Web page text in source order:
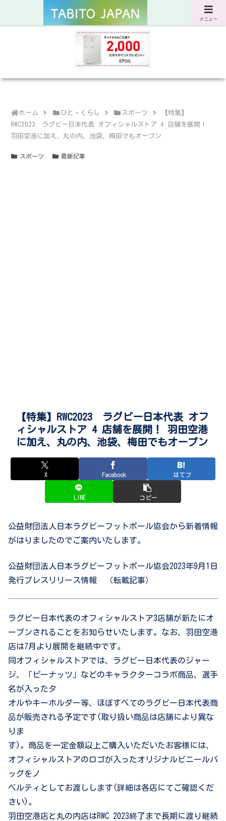
サスティナブルな旅と暮らしのWebマガジン
ホーム ひと・くらし スポーツ
【特集】
RWC2023 ラグビー日本代表 オフィシャルストア 4 店舗を展開！
羽田空港に加え、丸の内、池袋、梅田でもオープン
スポーツ 最新記事
【特集】RWC2023 ラグビー日本代表 オフ
ィシャルストア 4 店舗を展開！ 羽田空港
に加え、丸の内、池袋、梅田でもオープン
X Facebook はてブ
LINE コピー
公益財団法人日本ラグビーフットボール協会から新着情報
がはりましたのでご案内いたします。
公益財団法人日本ラグビーフットボール協会2023年9月1日
発行プレスリリース情報 （転載記事）
ラグビー日本代表のオフィシャルストア3店舗が新たにオ
ープンされることをお知らせいたします。なお、羽田空港
店は7月より展開を継続中です。
同オフィシャルストアでは、ラグビー日本代表のジャー
ジ、「ピーナッツ」などのキャラクターコラボ商品、選手
名が入ったタ
オルやキーホルダー等、ほぼすべてのラグビー日本代表商
品が販売される予定です(取り扱い商品は店舗により異な
りま
す)。商品を一定金額以上ご購入いただいたお客様には、
オフィシャルストアのロゴが入ったオリジナルビニールバ
ッグをノ
ベルティとしてお渡しします(詳細は各店にてご確認くだ
さい)。
羽田空港店と丸の内店はRWC 2023終了まで長期に渡り継続
メニュー